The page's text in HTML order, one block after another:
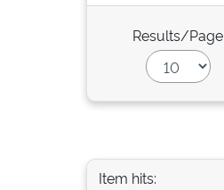
Results/Page
Item hits: